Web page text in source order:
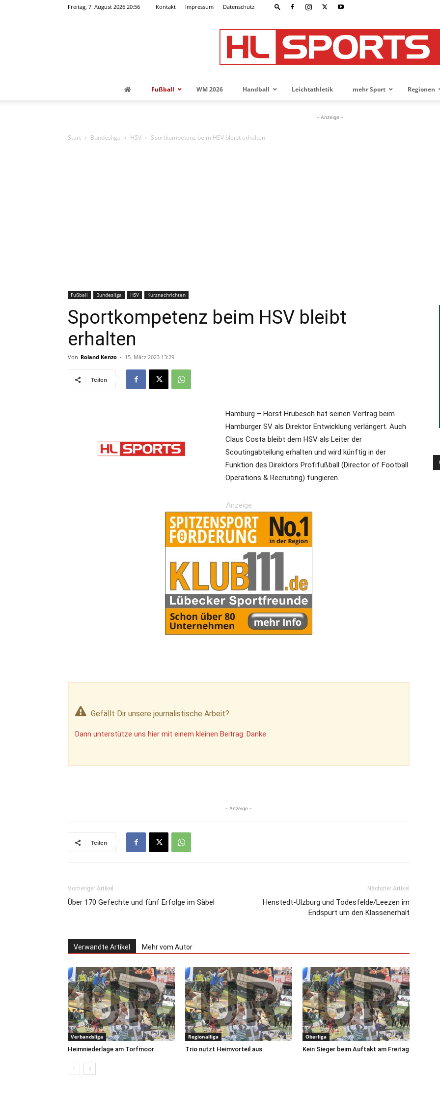
Freitag, 7. August 2026 20:56 Kontakt Impressum Datenschutz
für
die
Fußball WM 2026 Handball Leichtathletik mehr Sport Regionen
- Anzeige -
Start Bundesliga HSV Sportkompetenz beim HSV bleibt erhalten
Fußball Bundesliga HSV Kurznachrichten
Sportkompetenz beim HSV bleibt
erhalten
Von Roland Kenzo - 15. März 2023 13:29
Teilen
Hamburg – Horst Hrubesch hat seinen Vertrag beim
Hamburger SV als Direktor Entwicklung verlängert. Auch
Claus Costa bleibt dem HSV als Leiter der
Scoutingabteilung erhalten und wird künftig in der
Funktion des Direktors Profifußball (Director of Football
Operations & Recruiting) fungieren.
Anzeige
Gefällt Dir unsere journalistische Arbeit?
Dann unterstütze uns hier mit einem kleinen Beitrag. Danke.
- Anzeige -
Teilen
Vorheriger Artikel
Über 170 Gefechte und fünf Erfolge im Säbel
Nächster Artikel
Henstedt-Ulzburg und Todesfelde/Leezen im
Endspurt um den Klassenerhalt
Verwandte Artikel Mehr vom Autor
Verbandsliga
Heimniederlage am Torfmoor
Regionalliga
Trio nutzt Heimvorteil aus
Oberliga
Kein Sieger beim Auftakt am Freitag